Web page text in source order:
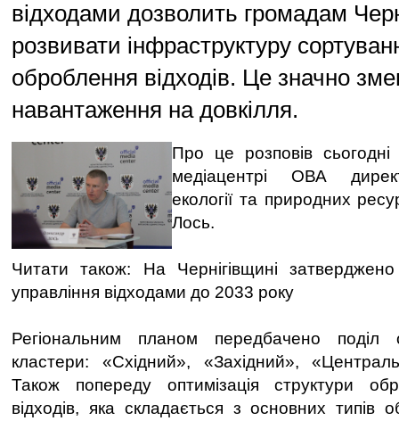
відходами дозволить громадам
розвивати інфраструктуру
оброблення відходів. Це значно
навантаження на довкілля.
Про це розповів
медіацентрі ОВА
екології та природних
Лось.
Читати також: На Чернігівщині
управління відходами до 2033 року
Регіональним планом передбачено поділ
кластери: «Східний», «Західний»,
Також попереду оптимізація структури
відходів, яка складається з основних типів